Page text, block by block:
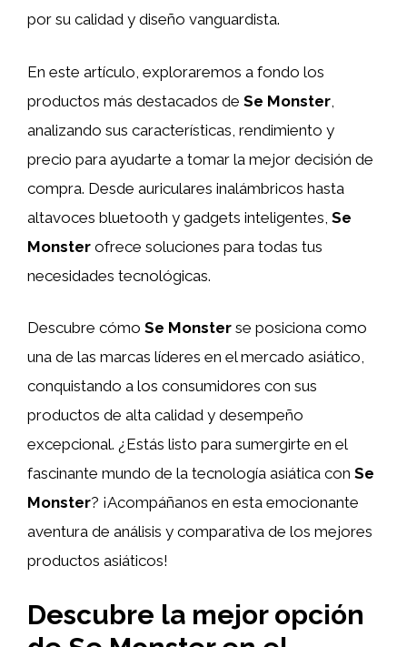
por su calidad y diseño vanguardista.
En este artículo, exploraremos a fondo los
productos más destacados de Se Monster
analizando sus características, rendimiento y
precio para ayudarte a tomar la mejor decisión de
compra. Desde auriculares inalámbricos hasta
altavoces bluetooth y gadgets inteligentes, Se
Monster ofrece soluciones para todas tus
necesidades tecnológicas.
Descubre cómo Se Monster se posiciona como
una de las marcas líderes en el mercado asiático,
conquistando a los consumidores con sus
productos de alta calidad y desempeño
excepcional. ¿Estás listo para sumergirte en el
fascinante mundo de la tecnología asiática con Se
Monster? ¡Acompáñanos en esta emocionante
aventura de análisis y comparativa de los mejores
productos asiáticos!
Descubre la mejor opción